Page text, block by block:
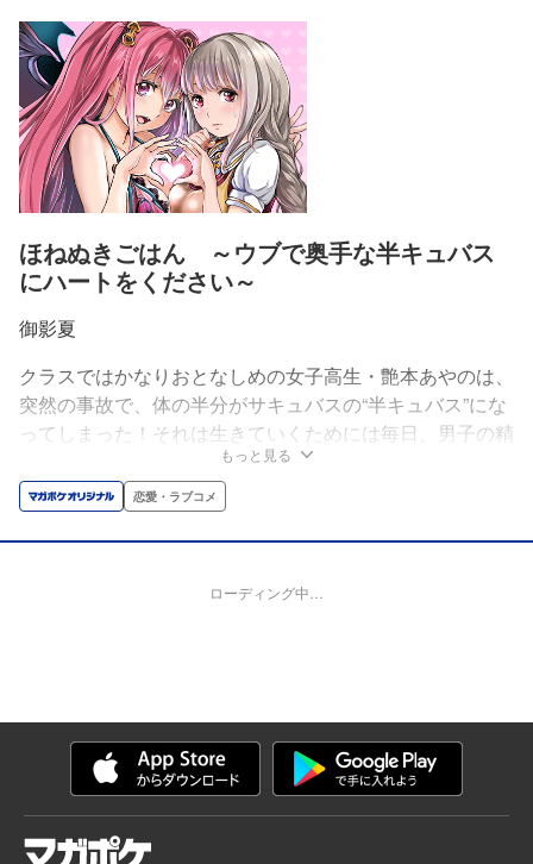
ほねぬきごはん ～ウブで奥手な半キュバス
にハートをください～
御影夏
クラスではかなりおとなしめの女子高生・艶本あやのは、
突然の事故で、体の半分がサキュバスの“半キュバス”にな
ってしまった！それは生きていくためには毎日、男子の精
を食べなければいけない運命を意味した。ウブで奥手な艶
本は男子をほねぬきにして、精を食べることができるの
か？ドキドキ催淫えっちコメディ、開幕♡
もっと見る
恋愛・ラブコメ
ローディング中…